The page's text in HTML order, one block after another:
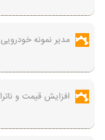
مدیر نمونه
افزایش قیمت و